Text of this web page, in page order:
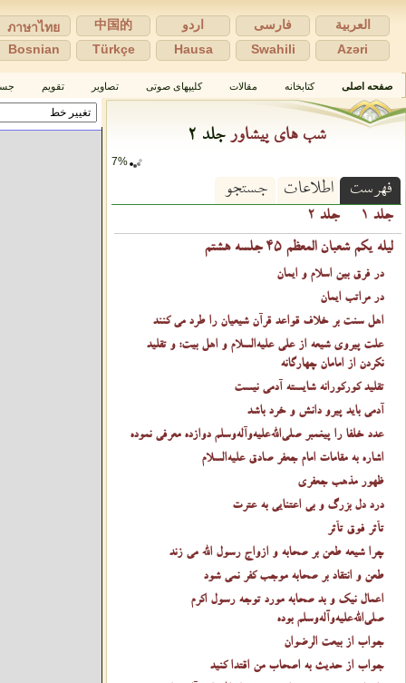
العربية فارسی اردو 中国的
ภาษาไทย
Azəri
Swahili
Hausa
Türkçe
Bosnian
صفحه اصلی كتابخانه مقالات كلیپهای صوتی تصاویر تقویم
شب های پیشاور جلد ۲
7%
فهرست اطلاعات جستجو
جلد ۱
جلد ۲
لیله یکم شعبان المعظم ۴۵ جلسه هشتم
در فرق بین اسلام و ایمان
در مراتب ایمان
اهل سنت بر خلاف قواعد قرآن شیعیان را طرد می کنند
علت پیروی شیعه از علی عليه‌السلام و اهل بیت: و تقلید
نکردن از امامان چهارگانه
تقلید کورکورانه شایسته آدمی نیست
آدمی باید پیرو دانش و خرد باشد
عدد خلفا را پیغمبر صلى‌الله‌عليه‌وآله‌وسلم دوازده معرفی نموده
اشاره به مقامات امام جعفر صادق عليه‌السلام
ظهور مذهب جعفری
درد دل بزرگ و بی اعتنایی به عترت
تأثر فوق تأثر
چرا شیعه طعن بر صحابه و ازواج رسول الله می زند
طعن و انتقاد بر صحابه موجب کفر نمی شود
اعمال نیک و بد صحابه مورد توجه رسول اکرم
صلى‌الله‌عليه‌وآله‌وسلم بوده
جواب از بیعت الرضوان
جواب از حدیث به اصحاب من اقتدا کنید